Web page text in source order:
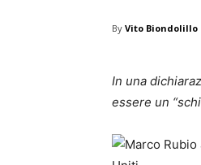
By Vito Biondolillo
In una
essere un